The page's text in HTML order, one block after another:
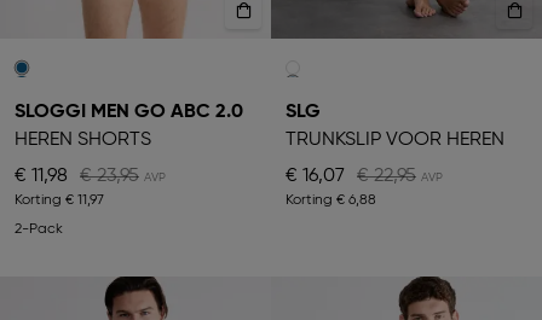
SLOGGI MEN GO ABC 2.0
HEREN SHORTS
€ 11,98
€ 23,95
Korting € 11,97
2-Pack
SLG
TRUNKSLIP VOOR HEREN
€ 16,07
€ 22,95
Korting € 6,88